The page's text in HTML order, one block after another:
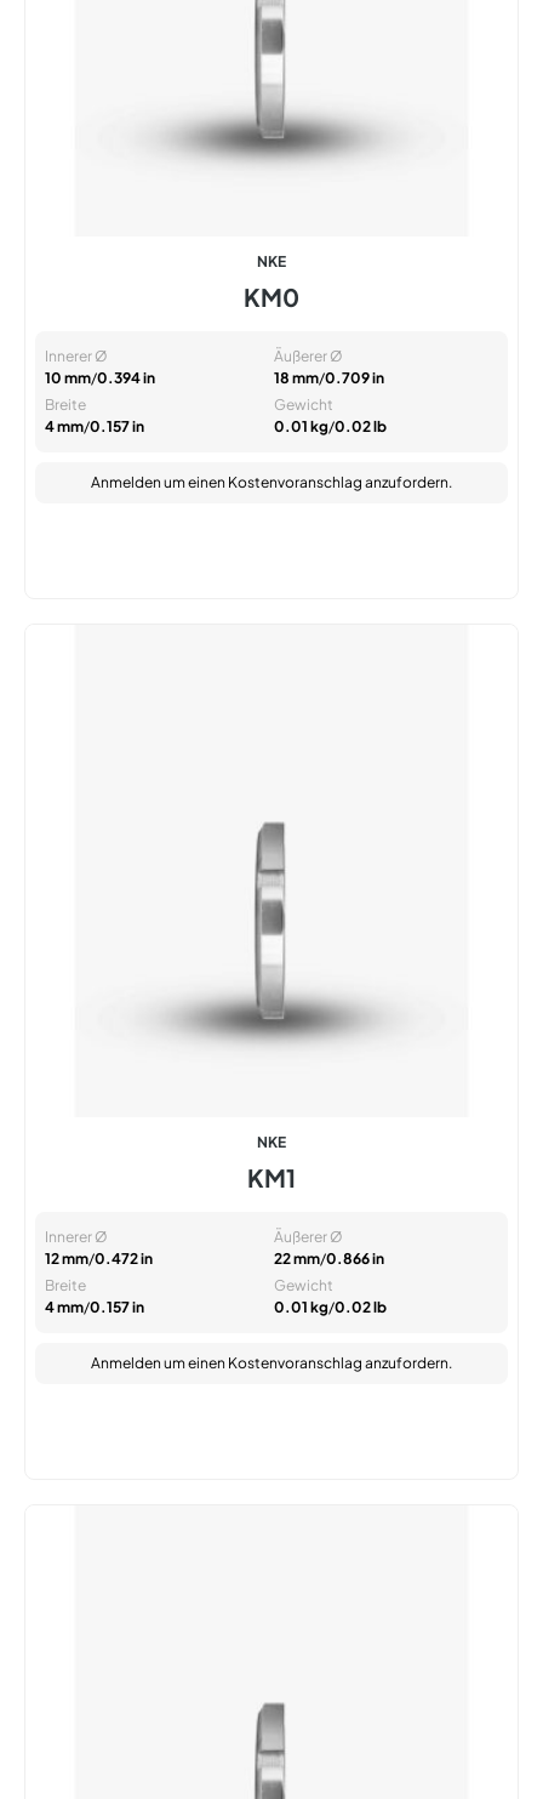
NKE
KM0
Innerer Ø
10 mm/0.394 in
Äußerer Ø
18 mm/0.709 in
Breite
4 mm/0.157 in
Gewicht
0.01 kg/0.02 lb
Anmelden um einen Kostenvoranschlag anzufordern.
NKE
KM1
Innerer Ø
12 mm/0.472 in
Äußerer Ø
22 mm/0.866 in
Breite
4 mm/0.157 in
Gewicht
0.01 kg/0.02 lb
Anmelden um einen Kostenvoranschlag anzufordern.